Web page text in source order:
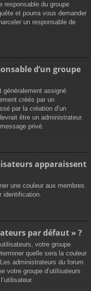
responsable du groupe
et pourra vous demander
un responsable de
d’un groupe
généralement assigné
créés par un
par la création d’un
être un administrateur.
privé.
apparaissent
une couleur aux membres
identification.
par défaut » ?
votre groupe
quelle sera la couleur
administrateurs du forum
votre groupe d’utilisateurs